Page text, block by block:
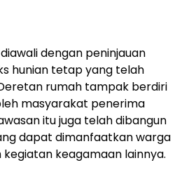
dengan peninjauan
hunian tetap yang telah
rumah tampak berdiri
masyarakat penerima
itu juga telah dibangun
dapat dimanfaatkan warga
keagamaan lainnya.